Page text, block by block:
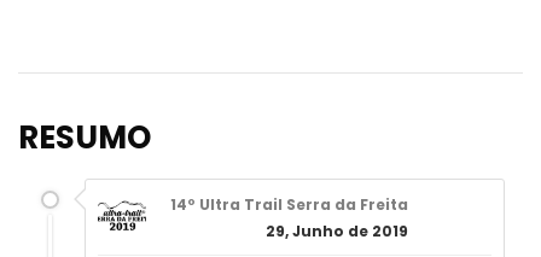
RESUMO
14º Ultra Trail Serra da Freita
29, Junho de 2019